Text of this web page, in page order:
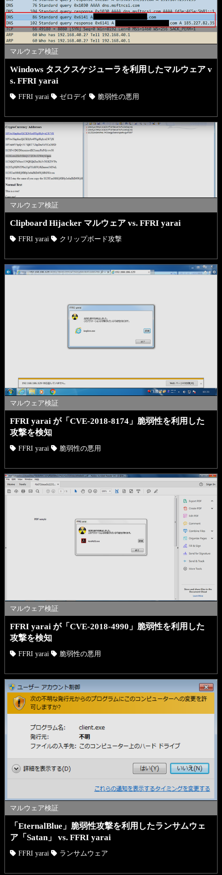
マルウェア検証
Windows タスクスケジューラを利用したマルウェア v
s. FFRI yarai
FFRI yarai ゼロデイ 脆弱性の悪用
マルウェア検証
Clipboard Hijacker マルウェア vs. FFRI yarai
FFRI yarai クリップボード攻撃
マルウェア検証
FFRI yarai が「CVE-2018-8174」脆弱性を利用した
攻撃を検知
FFRI yarai 脆弱性の悪用
マルウェア検証
FFRI yarai が「CVE-2018-4990」脆弱性を利用した
攻撃を検知
FFRI yarai 脆弱性の悪用
マルウェア検証
「EternalBlue」脆弱性攻撃を利用したランサムウェ
ア「Satan」 vs. FFRI yarai
FFRI yarai ランサムウェア